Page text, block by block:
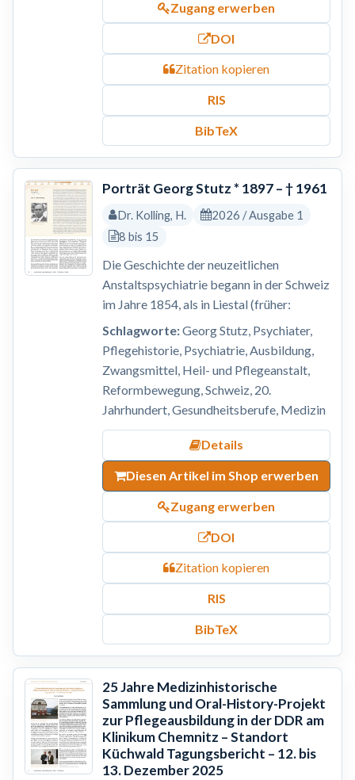
Zugang erwerben
DOI
Zitation kopieren
RIS
BibTeX
Porträt Georg Stutz * 1897 – † 1961
Dr. Kolling, H.
2026 / Ausgabe 1
8 bis 15
Die Geschichte der neuzeitlichen
Anstaltspsychiatrie begann in der Schweiz
im Jahre 1854, als in Liestal (früher:
Schlagworte:Georg Stutz, Psychiater,
Pflegehistorie, Psychiatrie, Ausbildung,
Zwangsmittel, Heil- und Pflegeanstalt,
Reformbewegung, Schweiz, 20.
Jahrhundert, Gesundheitsberufe, Medizin
Details
Diesen Artikel im Shop erwerben
Zugang erwerben
DOI
Zitation kopieren
RIS
BibTeX
25 Jahre Medizinhistorische
Sammlung und Oral-History-Projekt
zur Pflegeausbildung in der DDR am
Klinikum Chemnitz – Standort
Küchwald Tagungsbericht – 12. bis
13. Dezember 2025